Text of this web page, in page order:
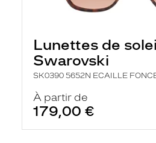
Lunettes de
Swarovski
SK0390 5652N ECAILLE
À partir de
179,00 €